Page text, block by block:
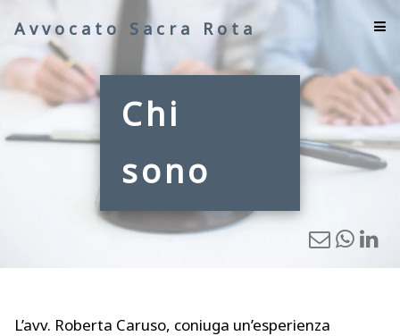
Avvocato Sacra Rota
Chi
sono
L’avv. Roberta Caruso, coniuga un’esperienza